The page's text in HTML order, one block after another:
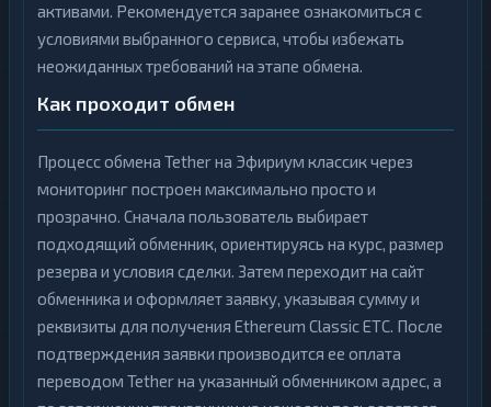
активами. Рекомендуется заранее ознакомиться с
условиями выбранного сервиса, чтобы избежать
неожиданных требований на этапе обмена.
Как проходит обмен
Процесс обмена Tether на Эфириум классик через
мониторинг построен максимально просто и
прозрачно. Сначала пользователь выбирает
подходящий обменник, ориентируясь на курс, размер
резерва и условия сделки. Затем переходит на сайт
обменника и оформляет заявку, указывая сумму и
реквизиты для получения Ethereum Classic ETC. После
подтверждения заявки производится ее оплата
переводом Tether на указанный обменником адрес, а